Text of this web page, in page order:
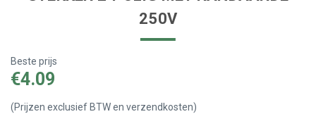
250V
Beste prijs
€4.09
(Prijzen exclusief BTW en verzendkosten)